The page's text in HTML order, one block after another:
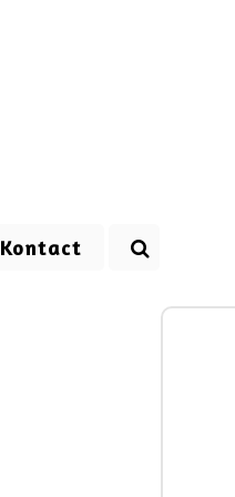
Kontact